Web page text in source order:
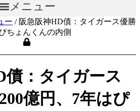
メニュー
ー / 阪急阪神HD債：タイガース優勝
ちょんくんの内側
債：タイガース
億円、7年はぴ